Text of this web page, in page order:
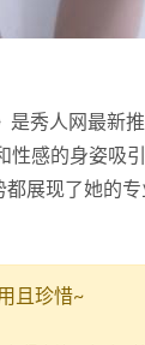
秀人网最新
感的身姿吸
展现了她的
且珍惜~